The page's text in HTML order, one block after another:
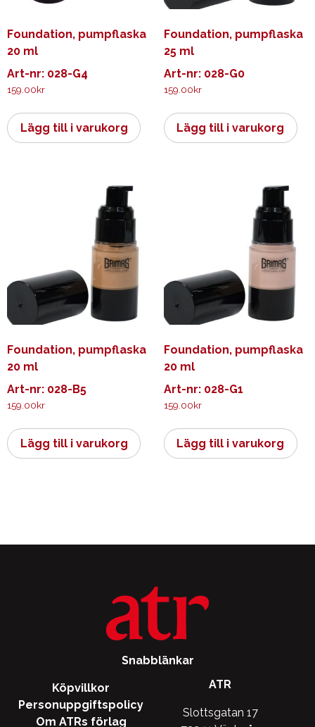
Foundation, pumpflaska
20 ml
Art-nr: 028-G4
159.00kr
Lägg till i varukorg
Foundation, pumpflaska
25 ml
Art-nr: 028-G0
159.00kr
Lägg till i varukorg
Foundation, pumpflaska
20 ml
Art-nr: 028-B5
159.00kr
Lägg till i varukorg
Foundation, pumpflaska
20 ml
Art-nr: 028-G1
159.00kr
Lägg till i varukorg
Snabblänkar
Köpvillkor
Personuppgiftspolicy
Om ATRs förlag
ATR
Slottsgatan 17